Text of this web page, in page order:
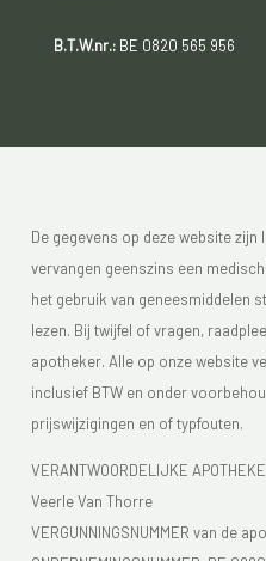
B.T.W.nr.:BE 0820 565 956
De gegevens op deze website
vervangen geenszins een
het gebruik van geneesmiddelen
lezen. Bij twijfel of vragen,
apotheker. Alle op onze website
inclusief BTW en onder
prijswijzigingen en of typfouten.
VERANTWOORDELIJKE
Veerle Van Thorre
VERGUNNINGSNUMMER van de